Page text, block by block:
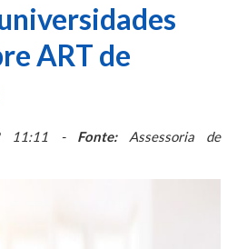
ART de
11:11 - Fonte:Assessoria de